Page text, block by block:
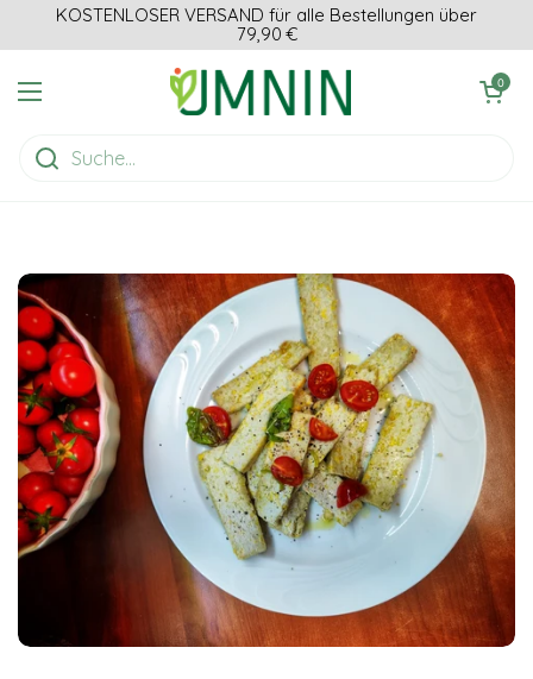
Zum Inhalt springen
KOSTENLOSER VERSAND für alle Bestellungen über
79,90 €
Menü öffnen
Einkaufswagen
0